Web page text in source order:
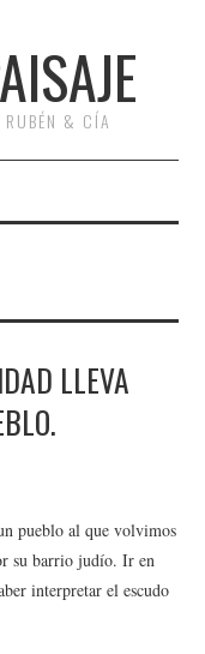
& CÍA
LLEVA
pueblo al que volvimos
su barrio judío. Ir en
interpretar el escudo